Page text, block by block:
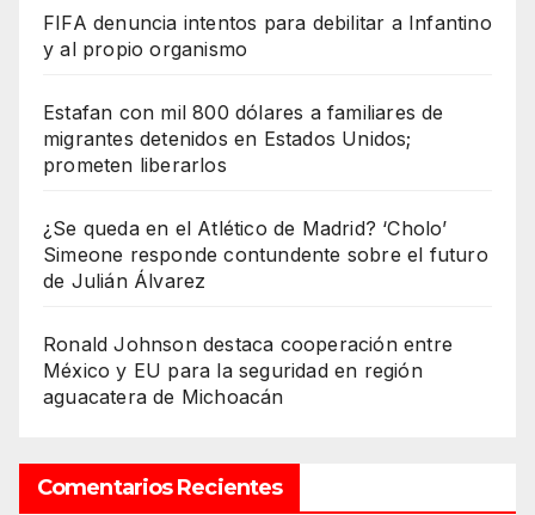
FIFA denuncia intentos para debilitar a Infantino
y al propio organismo
Estafan con mil 800 dólares a familiares de
migrantes detenidos en Estados Unidos;
prometen liberarlos
¿Se queda en el Atlético de Madrid? ‘Cholo’
Simeone responde contundente sobre el futuro
de Julián Álvarez
Ronald Johnson destaca cooperación entre
México y EU para la seguridad en región
aguacatera de Michoacán
Comentarios Recientes